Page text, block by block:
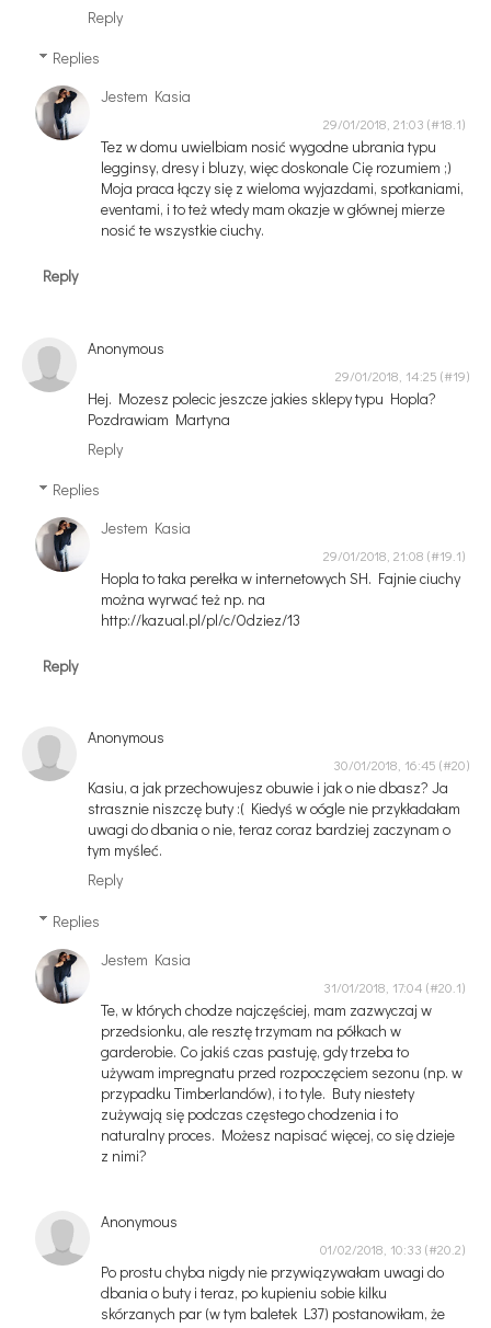
Reply
Replies
Jestem Kasia
29/01/2018, 21:03
Tez w domu uwielbiam nosić wygodne ubrania typu
legginsy, dresy i bluzy, więc doskonale Cię rozumiem ;)
Moja praca łączy się z wieloma wyjazdami, spotkaniami,
eventami, i to też wtedy mam okazje w głównej mierze
nosić te wszystkie ciuchy.
Reply
Anonymous
29/01/2018, 14:25
Hej. Mozesz polecic jeszcze jakies sklepy typu Hopla?
Pozdrawiam Martyna
Reply
Replies
Jestem Kasia
29/01/2018, 21:08
Hopla to taka perełka w internetowych SH. Fajnie ciuchy
można wyrwać też np. na
http://kazual.pl/pl/c/Odziez/13
Reply
Anonymous
30/01/2018, 16:45
Kasiu, a jak przechowujesz obuwie i jak o nie dbasz? Ja
strasznie niszczę buty :( Kiedyś w oógle nie przykładałam
uwagi do dbania o nie, teraz coraz bardziej zaczynam o
tym myśleć.
Reply
Replies
Jestem Kasia
31/01/2018, 17:04
Te, w których chodze najczęściej, mam zazwyczaj w
przedsionku, ale resztę trzymam na półkach w
garderobie. Co jakiś czas pastuję, gdy trzeba to
używam impregnatu przed rozpoczęciem sezonu (np. w
przypadku Timberlandów), i to tyle. Buty niestety
zużywają się podczas częstego chodzenia i to
naturalny proces. Możesz napisać więcej, co się dzieje
z nimi?
Anonymous
01/02/2018, 10:33
Po prostu chyba nigdy nie przywiązywałam uwagi do
dbania o buty i teraz, po kupieniu sobie kilku
skórzanych par (w tym baletek L37) postanowiłam, że